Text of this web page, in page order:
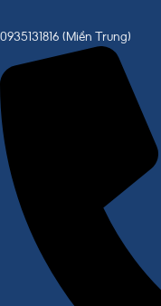
0935131816 (Miền Trung)